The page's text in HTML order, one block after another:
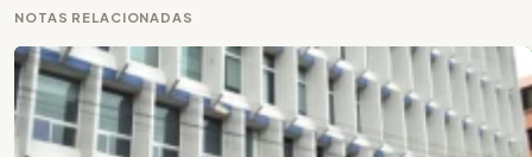
NOTAS RELACIONADAS